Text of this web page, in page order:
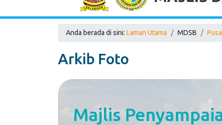
Anda berada di sini: Laman Utama MDSB
Arkib Foto
Majlis